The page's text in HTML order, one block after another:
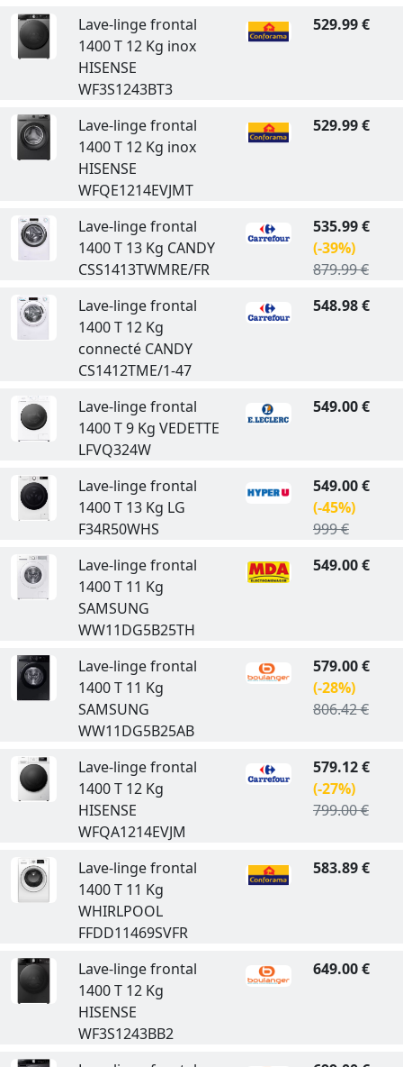
Lave-linge frontal
1400 T 12 Kg inox
HISENSE
WF3S1243BT3
529.99 €
Lave-linge frontal
1400 T 12 Kg inox
HISENSE
WFQE1214EVJMT
529.99 €
Lave-linge frontal
1400 T 13 Kg CANDY
CSS1413TWMRE/FR
535.99 €
(-39%)
879.99 €
Lave-linge frontal
1400 T 12 Kg
connecté CANDY
CS1412TME/1-47
548.98 €
Lave-linge frontal
1400 T 9 Kg VEDETTE
LFVQ324W
549.00 €
Lave-linge frontal
1400 T 13 Kg LG
F34R50WHS
549.00 €
(-45%)
999 €
Lave-linge frontal
1400 T 11 Kg
SAMSUNG
WW11DG5B25TH
549.00 €
Lave-linge frontal
1400 T 11 Kg
SAMSUNG
WW11DG5B25AB
579.00 €
(-28%)
806.42 €
Lave-linge frontal
1400 T 12 Kg
HISENSE
WFQA1214EVJM
579.12 €
(-27%)
799.00 €
Lave-linge frontal
1400 T 11 Kg
WHIRLPOOL
FFDD11469SVFR
583.89 €
Lave-linge frontal
1400 T 12 Kg
HISENSE
WF3S1243BB2
649.00 €